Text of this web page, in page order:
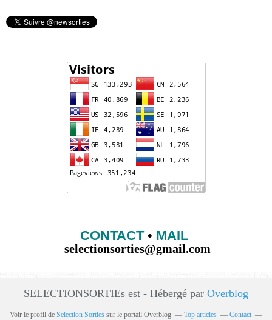
CONTACT• MAIL
selectionsorties@gmail.com
SELECTIONSORTIEs est - Hébergé par Overblog
Voir le profil de Selection Sorties sur le portail Overblog Top articles Contact